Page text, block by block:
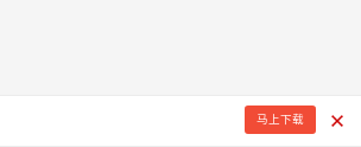
马上下载